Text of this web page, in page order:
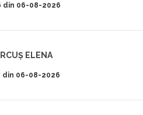
din 06-08-2026
ELENA
din 06-08-2026